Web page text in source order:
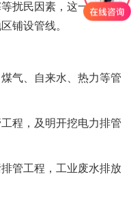
扰民因素，这一技术还
铺设管线。
气、自来水、热力等管
程，及明开挖电力排管
管工程，工业废水排放